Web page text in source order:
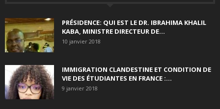
PRÉSIDENCE: QUI EST LE DR. IBRAHIMA KHALIL
KABA, MINISTRE DIRECTEUR DE...
10 janvier 2018
IMMIGRATION CLANDESTINE ET CONDITION DE
VIE DES ÉTUDIANTES EN FRANCE :...
9 janvier 2018